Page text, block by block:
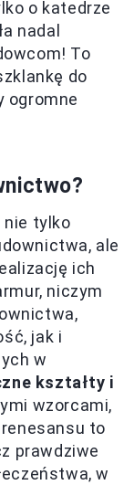
o katedrze
nadal
To
do
ogromne
nie tylko
ale
ich
niczym
jak i
w
kształty i
wzorcami,
to
prawdziwe
w